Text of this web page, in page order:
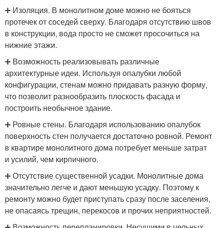
➕ Изоляция. В монолитном доме можно не бояться
протечек от соседей сверху. Благодаря отсутствию швов
в конструкции, вода просто не сможет просочиться на
нижние этажи.
➕ Возможность реализовывать различные
архитектурные идеи. Используя опалубки любой
конфигурации, стенам можно придавать разную форму,
что позволит разнообразить плоскость фасада и
построить необычное здание.
➕ Ровные стены. Благодаря использованию опалубок
поверхность стен получается достаточно ровной. Ремонт
в квартире монолитного дома потребует меньше затрат
и усилий, чем кирпичного.
➕ Отсутствие существенной усадки. Монолитные дома
значительно легче и дают меньшую усадку. Поэтому к
ремонту можно будет приступать сразу после заселения,
не опасаясь трещин, перекосов и прочих неприятностей.